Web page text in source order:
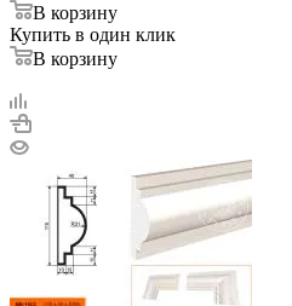
В корзину
Купить в один клик
В корзину